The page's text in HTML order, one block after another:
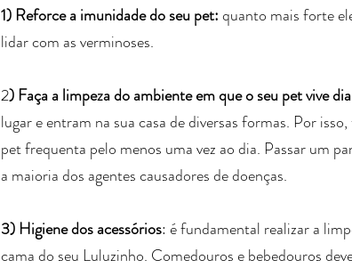
1) Reforce a imunidade do seu pet: quanto mais forte
lidar com as verminoses.
2) Faça a limpeza do ambiente em que o seu pet vive
lugar e entram na sua casa de diversas formas. Por
pet frequenta pelo menos uma vez ao dia. Passar um
a maioria dos agentes causadores de doenças.
3) Higiene dos acessórios: é fundamental realizar a
cama do seu Luluzinho. Comedouros e bebedouros